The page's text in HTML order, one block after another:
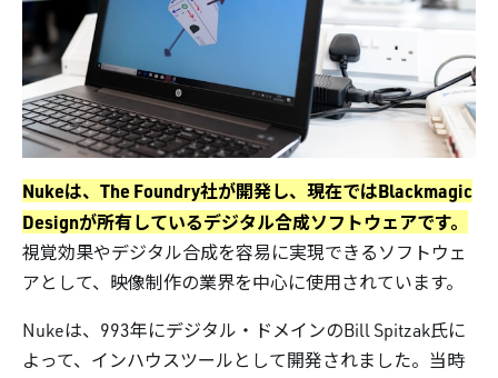
Nukeは、The Foundry社が開発し、現在ではBlackmagic
Designが所有しているデジタル合成ソフトウェアです。
視覚効果やデジタル合成を容易に実現できるソフトウェ
アとして、映像制作の業界を中心に使用されています。
Nukeは、993年にデジタル・ドメインのBill Spitzak氏に
よって、インハウスツールとして開発されました。当時